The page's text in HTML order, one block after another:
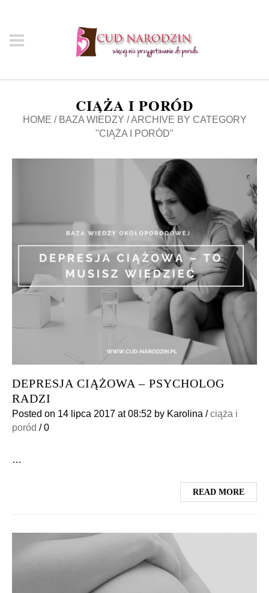
CIĄŻA I PORÓD
HOME / BAZA WIEDZY / ARCHIVE BY CATEGORY
"CIĄŻA I PORÓD"
DEPRESJA CIĄŻOWA – PSYCHOLOG
RADZI
Posted on 14 lipca 2017 at 08:52 by Karolina /ciąża i
poród /0
…
READ MORE